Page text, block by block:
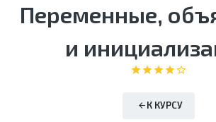
Переменные,
и
starstarstarstarstar_border
arrow_back К КУРСУ